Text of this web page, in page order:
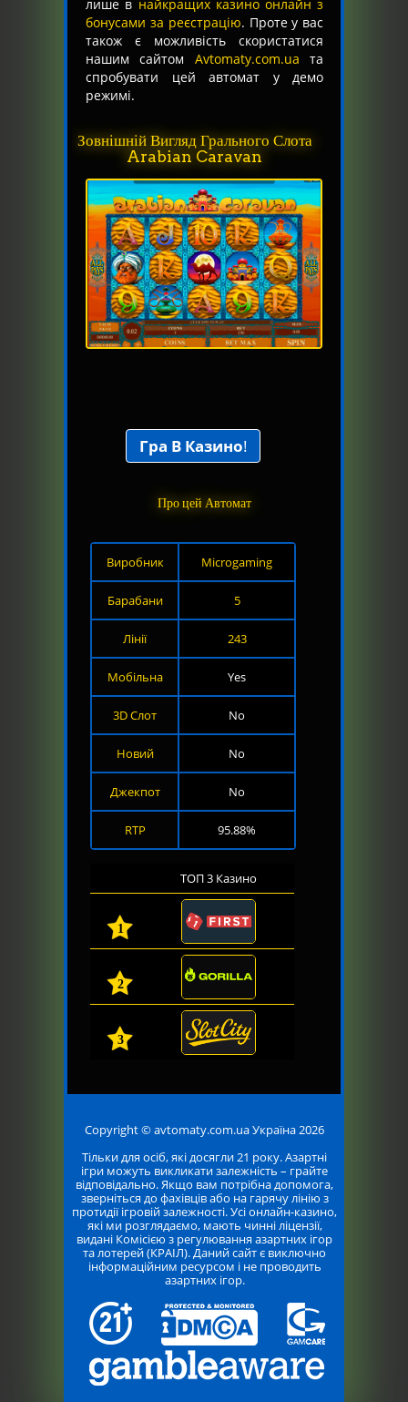
лише в найкращих казино онлайн з
бонусами за реєстрацію. Проте у вас
також є можливість скористатися
нашим сайтом Avtomaty.com.ua та
спробувати цей автомат у демо
режимі.
Зовнішній Вигляд Грального Слота
Arabian Caravan
Гра В Казино!
Про цей Автомат
Виробник Microgaming
Барабани 5
Лінії 243
Мобільна Yes
3D Слот No
Новий No
Джекпот No
RTP 95.88%
ТОП 3 Казино
1
2
3
Copyright © avtomaty.com.ua Україна 2026
Тільки для осіб, які досягли 21 року. Азартні
ігри можуть викликати залежність – грайте
відповідально. Якщо вам потрібна допомога,
зверніться до фахівців або на гарячу лінію з
протидії ігровій залежності. Усі онлайн-казино,
які ми розглядаємо, мають чинні ліцензії,
видані Комісією з регулювання азартних ігор
та лотерей (КРАІЛ). Даний сайт є виключно
інформаційним ресурсом і не проводить
азартних ігор.